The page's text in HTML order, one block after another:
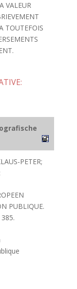
VALEUR
TOUTEFOIS
PETER;
PUBLIQUE.